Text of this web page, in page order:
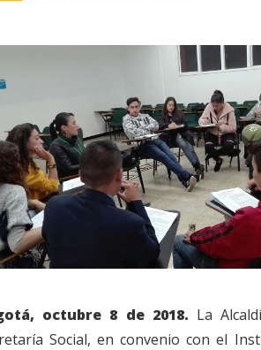
octubre 8 de 2018. La
Social, en convenio con el